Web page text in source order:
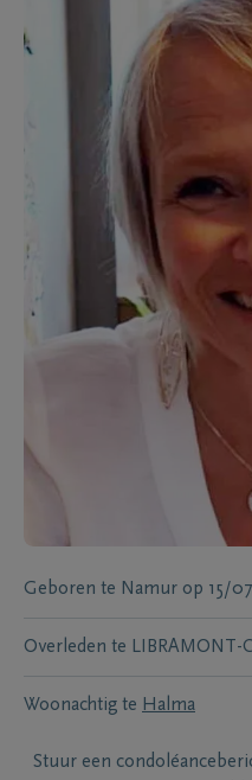
Geboren te Namur op 15/
Overleden te LIBRAMONT-
Woonachtig te Halma
Stuur een